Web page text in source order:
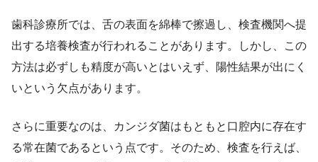
歯科診療所では、舌の表面を綿棒で擦過し、検査機関へ提
出する培養検査が行われることがあります。しかし、この
方法は必ずしも精度が高いとはいえず、陽性結果が出にく
いという欠点があります。
さらに重要なのは、カンジダ菌はもともと口腔内に存在す
る常在菌であるという点です。そのため、検査を行えば、